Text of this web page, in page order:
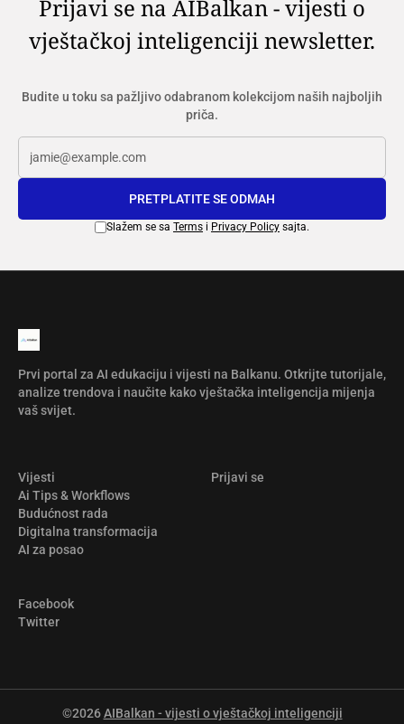
Prijavi se na AIBalkan - vijesti o
vještačkoj inteligenciji newsletter.
Budite u toku sa pažljivo odabranom kolekcijom naših najboljih
priča.
PRETPLATITE SE ODMAH
Slažem se sa Terms i Privacy Policy sajta.
Prvi portal za AI edukaciju i vijesti na Balkanu. Otkrijte tutorijale,
analize trendova i naučite kako vještačka inteligencija mijenja
vaš svijet.
Vijesti
Ai Tips & Workflows
Budućnost rada
Digitalna transformacija
AI za posao
Prijavi se
Facebook
Twitter
©2026AIBalkan - vijesti o vještačkoj inteligenciji